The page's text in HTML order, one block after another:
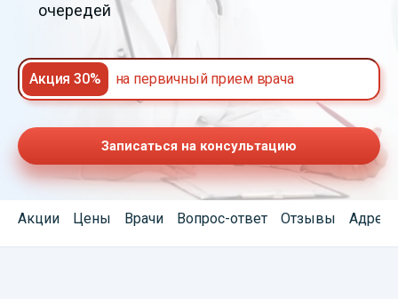
очередей
Акция 30% на первичный прием врача
Записаться на консультацию
Акции Цены Врачи Вопрос-ответ Отзывы